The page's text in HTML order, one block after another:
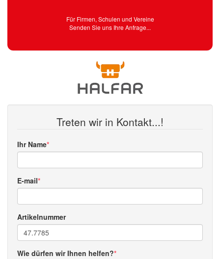
Für Firmen, Schulen und Vereine
Senden Sie uns Ihre Anfrage...
Treten wir in Kontakt...!
Ihr Name
E-mail
Artikelnummer
Wie dürfen wir Ihnen helfen?